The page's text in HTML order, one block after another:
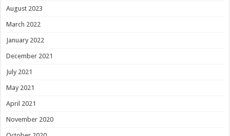
August 2023
March 2022
January 2022
December 2021
July 2021
May 2021
April 2021
November 2020